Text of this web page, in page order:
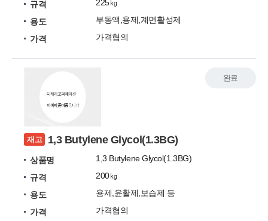
규격
225㎏
용도
부동액,용제,계면활성제
가격
가격협의
재고 1,3 Butylene Glycol(1.3BG)
상품명
1,3 Butylene Glycol(1.3BG)
규격
200㎏
용도
용제,윤활제,보습제 등
가격
가격협의
완료